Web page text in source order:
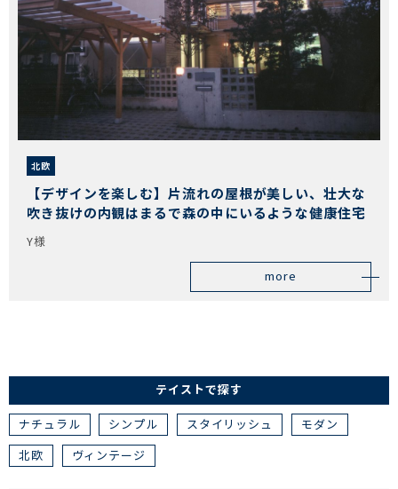
北欧
【デザインを楽しむ】片流れの屋根が美しい、壮大な
吹き抜けの内観はまるで森の中にいるような健康住宅
Y様
more
テイストで探す
ナチュラル シンプル スタイリッシュ モダン
北欧 ヴィンテージ